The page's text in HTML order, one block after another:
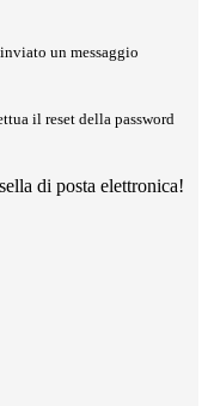
un messaggio
il reset della password
di posta elettronica!